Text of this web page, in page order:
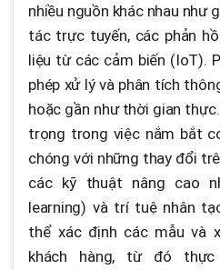
nhiều nguồn khác nhau như
tác trực tuyến, các phản
liệu từ các cảm biến (IoT).
phép xử lý và phân tích
hoặc gần như thời gian
trọng trong việc nắm bắt
chóng với những thay đổi
các kỹ thuật nâng cao
learning) và trí tuệ nhân
thể xác định các mẫu và
khách hàng, từ đó